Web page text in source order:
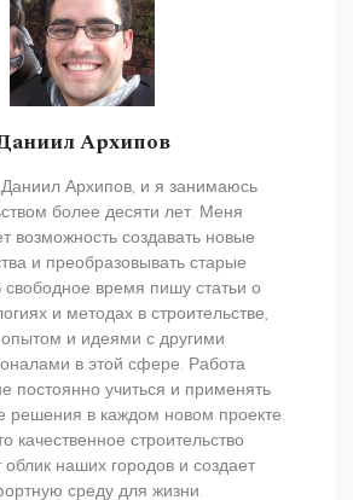
Архипов
Архипов, и я занимаюсь
более десяти лет. Меня
возможность создавать новые
и преобразовывать старые
свободное время пишу статьи о
и методах в строительстве,
и идеями с другими
в этой сфере. Работа
постоянно учиться и применять
решения в каждом новом проекте.
качественное строительство
наших городов и создает
среду для жизни.